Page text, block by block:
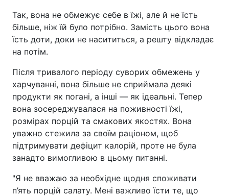
Так, вона не обмежує себе в їжі, але й не їсть
більше, ніж їй було потрібно. Замість цього вона
їсть доти, доки не насититься, а решту відкладає
на потім.
Після тривалого періоду суворих обмежень у
харчуванні, вона більше не сприймала деякі
продукти як погані, а інші — як ідеальні. Тепер
вона зосереджувалася на поживності їжі,
розмірах порцій та смакових якостях. Вона
уважно стежила за своїм раціоном, щоб
підтримувати дефіцит калорій, проте не була
занадто вимогливою в цьому питанні.
"Я не вважаю за необхідне щодня споживати
п’ять порцій салату. Мені важливо їсти те, що